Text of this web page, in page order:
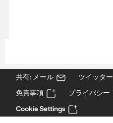
共有: メール
ツイッター
免責事項
プライバシー
Cookie Settings